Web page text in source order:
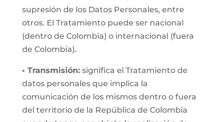
supresión de los Datos Personales, entre
otros. El Tratamiento puede ser nacional
(dentro de Colombia) o internacional (fuera
de Colombia).
• Transmisión:significa el Tratamiento de
datos personales que implica la
comunicación de los mismos dentro o fuera
del territorio de la República de Colombia